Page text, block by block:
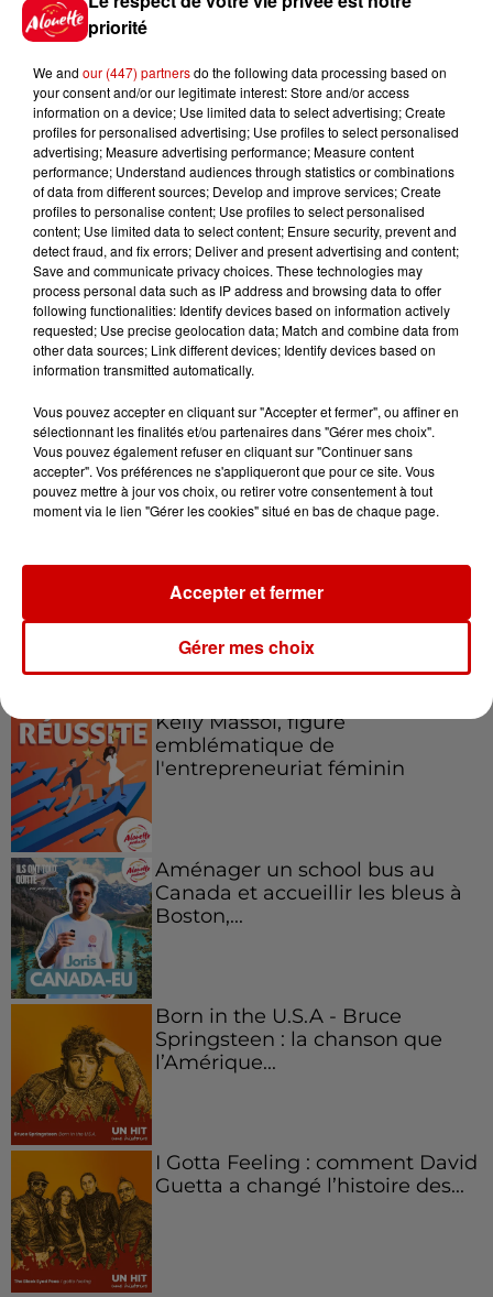
Gagnez vos entrées pour le
Musée du Sport Automobile au
Mans !
Alouette vous invite à
Futuroscope Xperiences !
Le Duel - Gagnez votre balade
en jet ski !
Kelly Massol, figure
emblématique de
l'entrepreneuriat féminin
Aménager un school bus au
Canada et accueillir les bleus à
Boston,...
Born in the U.S.A - Bruce
Springsteen : la chanson que
l’Amérique...
I Gotta Feeling : comment David
Guetta a changé l’histoire des...
priorité
We and our (447) partnersdo the following data processing based on
your consent and/or our legitimate interest: Store and/or access
information on a device; Use limited data to select advertising; Create
profiles for personalised advertising; Use profiles to select personalised
advertising; Measure advertising performance; Measure content
performance; Understand audiences through statistics or combinations
of data from different sources; Develop and improve services; Create
profiles to personalise content; Use profiles to select personalised
content; Use limited data to select content; Ensure security, prevent and
detect fraud, and fix errors; Deliver and present advertising and content;
Save and communicate privacy choices. These technologies may
process personal data such as IP address and browsing data to offer
following functionalities: Identify devices based on information actively
requested; Use precise geolocation data; Match and combine data from
other data sources; Link different devices; Identify devices based on
information transmitted automatically.
Vous pouvez accepter en cliquant sur "Accepter et fermer", ou affiner en
sélectionnant les finalités et/ou partenaires dans "Gérer mes choix".
Vous pouvez également refuser en cliquant sur "Continuer sans
accepter". Vos préférences ne s'appliqueront que pour ce site. Vous
pouvez mettre à jour vos choix, ou retirer votre consentement à tout
moment via le lien "Gérer les cookies" situé en bas de chaque page.
Gérer mes choix
Accepter et fermer